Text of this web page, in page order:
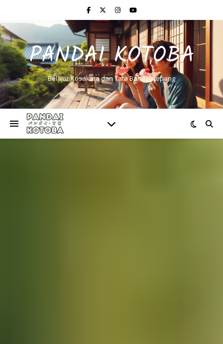
PANDAI KOTOBA
Belajar Kosakata dan Tata Bahasa Jepang